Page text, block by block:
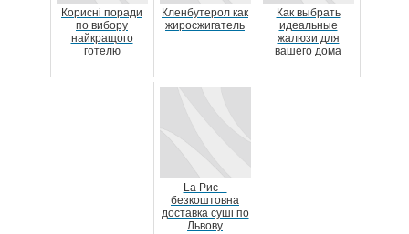
Корисні поради
по вибору
найкращого
готелю
Кленбутерол как
жиросжигатель
Как выбрать
идеальные
жалюзи для
вашего дома
La Рис –
безкоштовна
доставка суші по
Львову